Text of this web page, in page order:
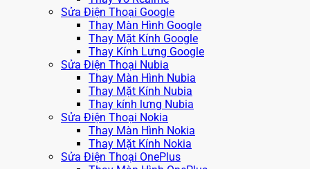
Sửa Điện Thoại Google
Thay Màn Hình Google
Thay Mặt Kính Google
Thay Kính Lưng Google
Sửa Điện Thoại Nubia
Thay Màn Hình Nubia
Thay Mặt Kính Nubia
Thay kính lưng Nubia
Sửa Điện Thoại Nokia
Thay Màn Hình Nokia
Thay Mặt Kính Nokia
Sửa Điện Thoại OnePlus